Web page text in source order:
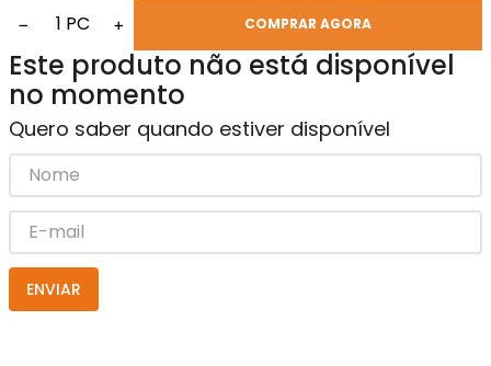
− 1 PC + COMPRAR AGORA
Este produto não está disponível
no momento
Quero saber quando estiver disponível
ENVIAR